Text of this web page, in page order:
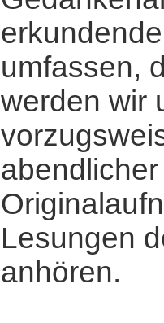
umfassen,
werden wir
Lesungen
anhören.